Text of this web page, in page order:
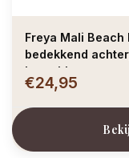
Freya Mali
bedekkend
korenblauw met
€24,95